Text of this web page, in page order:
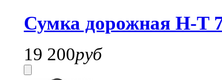
Сумка дорожная H-T
19 200руб